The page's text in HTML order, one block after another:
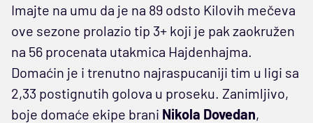
Imajte na umu da je na 89 odsto Kilovih mečeva
ove sezone prolazio tip 3+ koji je pak zaokružen
na 56 procenata utakmica Hajdenhajma.
Domaćin je i trenutno najraspucaniji tim u ligi sa
2,33 postignutih golova u proseku. Zanimljivo,
boje domaće ekipe brani Nikola Dovedan,